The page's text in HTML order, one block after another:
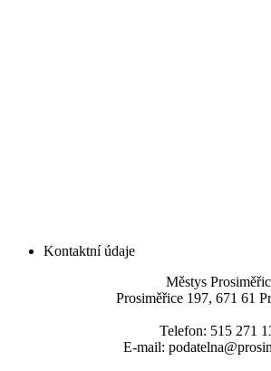
Kontaktní údaje
Městys
Prosiměřice 197, 671 61
Telefon: 515 271
E-mail: